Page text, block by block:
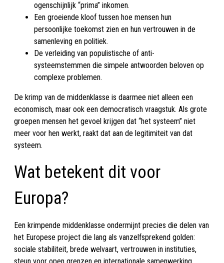
ogenschijnlijk “prima” inkomen.
Een groeiende kloof tussen hoe mensen hun
persoonlijke toekomst zien en hun vertrouwen in de
samenleving en politiek.
De verleiding van populistische of anti-
systeemstemmen die simpele antwoorden beloven op
complexe problemen.
De krimp van de middenklasse is daarmee niet alleen een
economisch, maar ook een democratisch vraagstuk. Als grote
groepen mensen het gevoel krijgen dat “het systeem” niet
meer voor hen werkt, raakt dat aan de legitimiteit van dat
systeem.
Wat betekent dit voor
Europa?
Een krimpende middenklasse ondermijnt precies die delen van
het Europese project die lang als vanzelfsprekend golden:
sociale stabiliteit, brede welvaart, vertrouwen in instituties,